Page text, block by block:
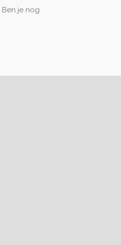
Ben je nog